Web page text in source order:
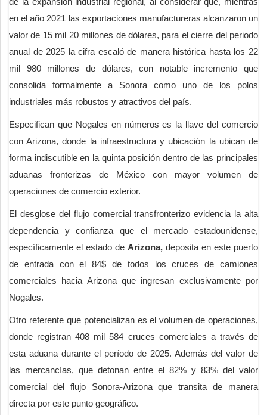
en el año 2021 las exportaciones manufactureras alcanzaron un
valor de 15 mil 20 millones de dólares, para el cierre del periodo
anual de 2025 la cifra escaló de manera histórica hasta los 22
mil 980 millones de dólares, con notable incremento que
consolida formalmente a Sonora como uno de los polos
industriales más robustos y atractivos del país.
Especifican que Nogales en números es la llave del comercio
con Arizona, donde la infraestructura y ubicación la ubican de
forma indiscutible en la quinta posición dentro de las principales
aduanas fronterizas de México con mayor volumen de
operaciones de comercio exterior.
El desglose del flujo comercial transfronterizo evidencia la alta
dependencia y confianza que el mercado estadounidense,
específicamente el estado de Arizona, deposita en este puerto
de entrada con el 84$ de todos los cruces de camiones
comerciales hacia Arizona que ingresan exclusivamente por
Nogales.
Otro referente que potencializan es el volumen de operaciones,
donde registran 408 mil 584 cruces comerciales a través de
esta aduana durante el período de 2025. Además del valor de
las mercancías, que detonan entre el 82% y 83% del valor
comercial del flujo Sonora-Arizona que transita de manera
directa por este punto geográfico.